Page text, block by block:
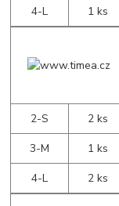
4-L
1 ks
2-S
2 ks
3-M
1 ks
4-L
2 ks